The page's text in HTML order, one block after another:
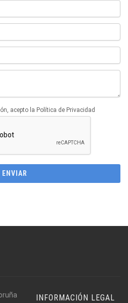
acepto la Política de Privacidad
INFORMACIÓN LEGAL